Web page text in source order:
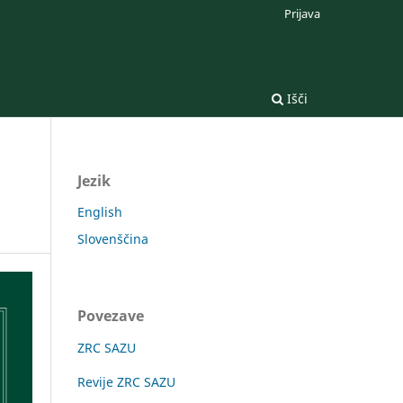
Išči
Prijava
Jezik
English
Slovenščina
Povezave
ZRC SAZU
Revije ZRC SAZU